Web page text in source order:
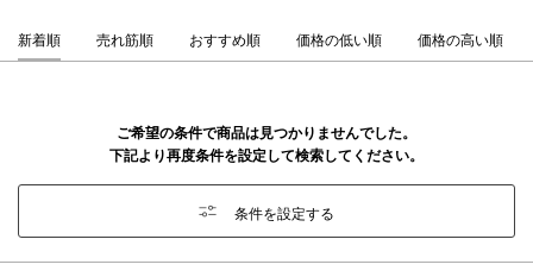
新着順 売れ筋順 おすすめ順 価格の低い順 価格の高い順
ご希望の条件で商品は見つかりませんでした。
下記より再度条件を設定して検索してください。
条件を設定する